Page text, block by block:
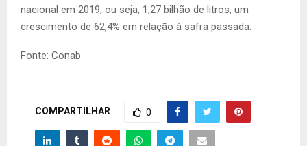
nacional em 2019, ou seja, 1,27 bilhão de litros, um
crescimento de 62,4% em relação à safra passada.
Fonte: Conab
COMPARTILHAR 0